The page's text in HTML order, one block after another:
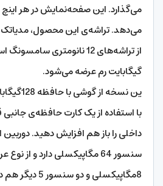
می‌دهد. تراشه‌ی این محصول، مدیاتک
گیگابایت رم عرضه می‌شود.
ین نسخه
با استفاده از یک کارت حافظه‌ی
داخلی را باز هم افزایش دهید.
سنسور 64 مگاپیکسلی دارد و
8مگاپیکسلی و